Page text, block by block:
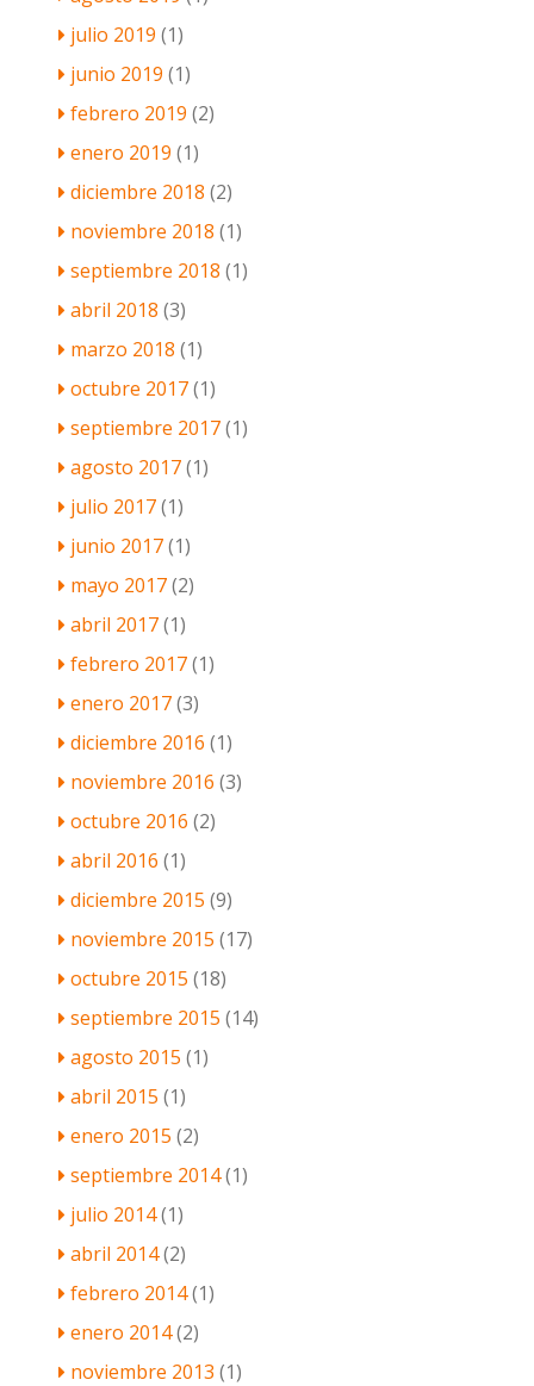
julio 2019 (1)
junio 2019 (1)
febrero 2019 (2)
enero 2019 (1)
diciembre 2018 (2)
noviembre 2018 (1)
septiembre 2018 (1)
abril 2018 (3)
marzo 2018 (1)
octubre 2017(1)
septiembre 2017(1)
agosto 2017(1)
julio 2017(1)
junio 2017(1)
mayo 2017(2)
abril 2017(1)
febrero 2017(1)
enero 2017(3)
diciembre 2016 (1)
noviembre 2016 (3)
octubre 2016 (2)
abril 2016 (1)
diciembre 2015 (9)
noviembre 2015 (17)
octubre 2015 (18)
septiembre 2015 (14)
agosto 2015 (1)
abril 2015 (1)
enero 2015 (2)
septiembre 2014(1)
julio 2014(1)
abril 2014(2)
febrero 2014(1)
enero 2014(2)
noviembre 2013 (1)